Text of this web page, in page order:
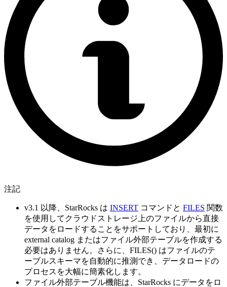
注記
v3.1 以降、StarRocks は INSERT コマンドと FILES 関数
を使用してクラウドストレージ上のファイルから直接
データをロードすることをサポートしており、最初に
external catalog またはファイル外部テーブルを作成する
必要はありません。さらに、FILES() はファイルのテ
ーブルスキーマを自動的に推測でき、データロードの
プロセスを大幅に簡素化します。
ファイル外部テーブル機能は、StarRocks にデータをロ